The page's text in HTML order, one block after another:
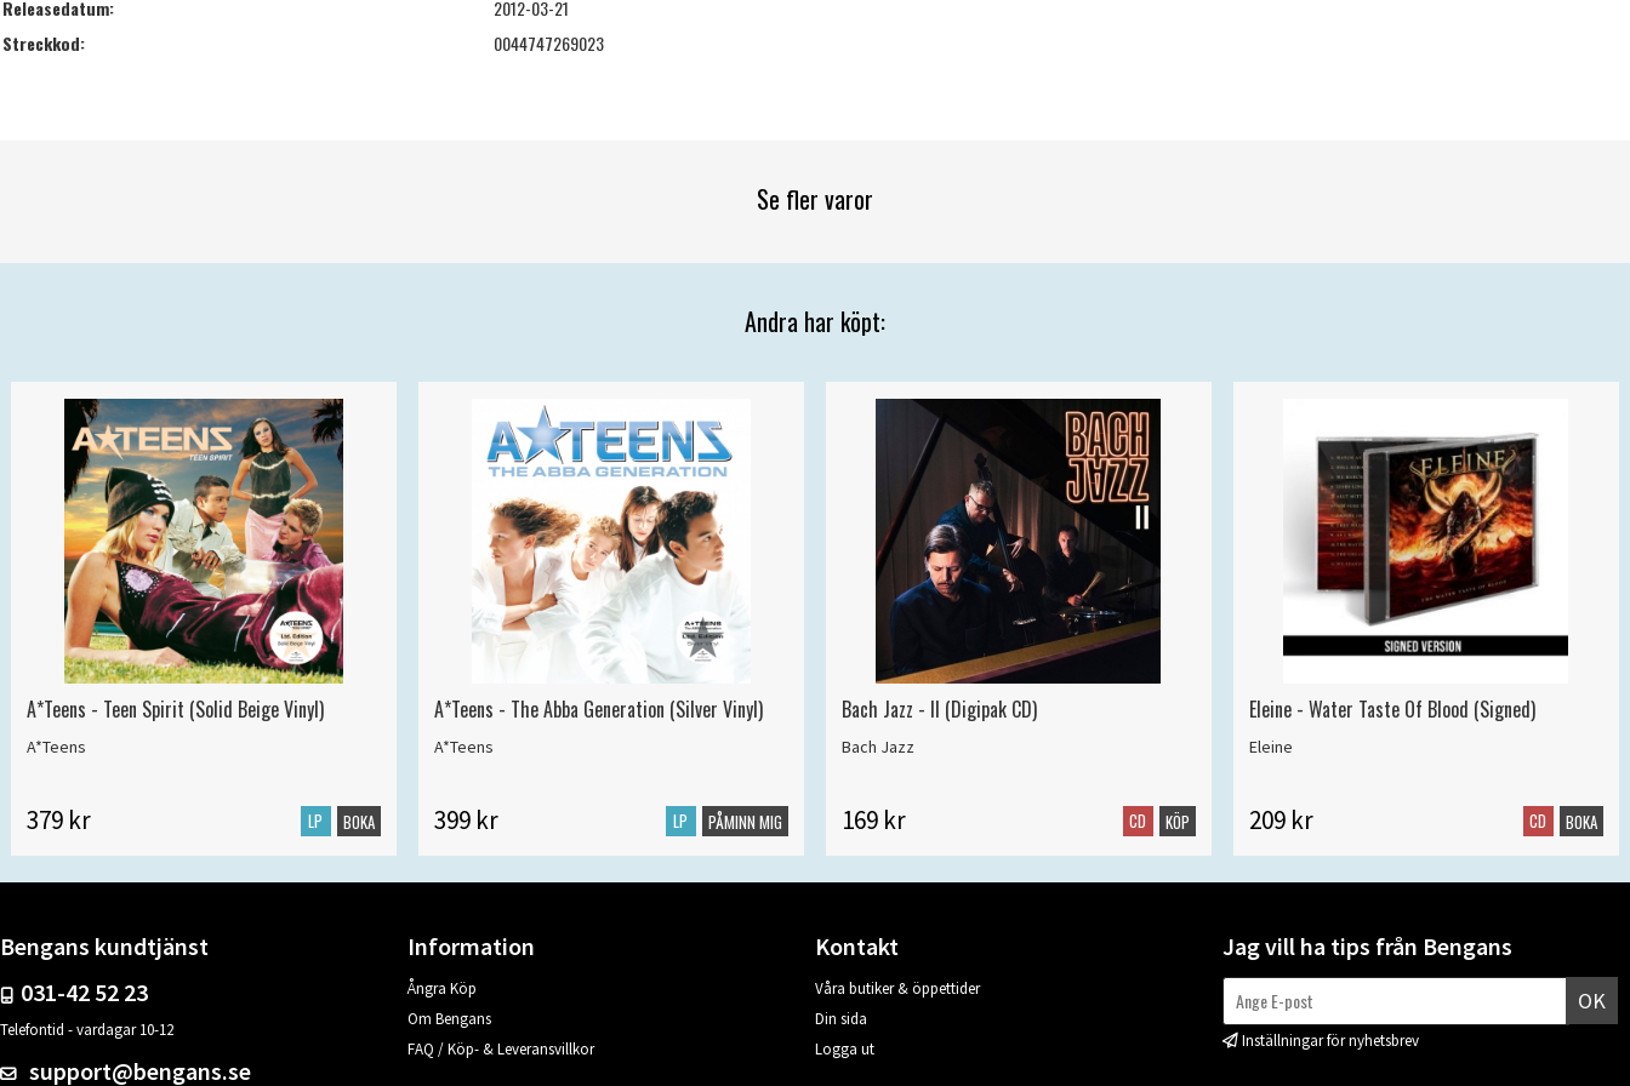
Releasedatum:
2012-03-21
Streckkod:
0044747269023
Se fler varor
Andra har köpt:
A*Teens - Teen Spirit (Solid Beige Vinyl)
A*Teens
379 kr LP BOKA
A*Teens - The Abba Generation (Silver Vinyl)
A*Teens
399 kr LP PÅMINN MIG
Bach Jazz - II (Digipak CD)
Bach Jazz
169 kr CD KÖP
Eleine - Water Taste Of Blood (Signed)
Eleine
209 kr CD BOKA
Bengans kundtjänst
031-42 52 23
Telefontid - vardagar 10-12
support@bengans.se
Information
Ångra Köp
Om Bengans
FAQ / Köp- & Leveransvillkor
Kontakt
Våra butiker & öppettider
Din sida
Logga ut
Jag vill ha tips från Bengans
OK
Inställningar för nyhetsbrev